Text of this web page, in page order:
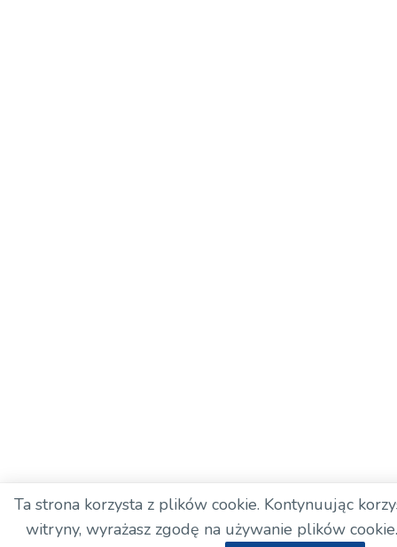
Ta strona korzysta z plików cookie. Kontynuując
witryny, wyrażasz zgodę na używanie plików